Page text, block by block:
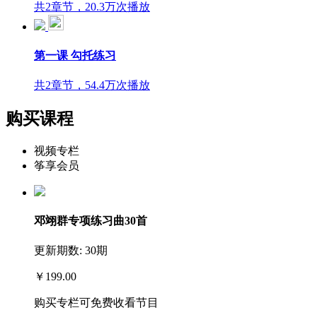
共2章节，20.3万次播放
第一课 勾托练习
共2章节，54.4万次播放
购买课程
视频专栏
筝享会员
邓翊群专项练习曲30首
更新期数: 30期
￥199.00
购买专栏可免费收看节目